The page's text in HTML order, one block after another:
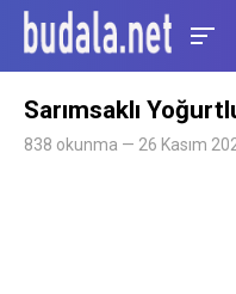
Sarımsaklı
838 okunma — 26 Kasım